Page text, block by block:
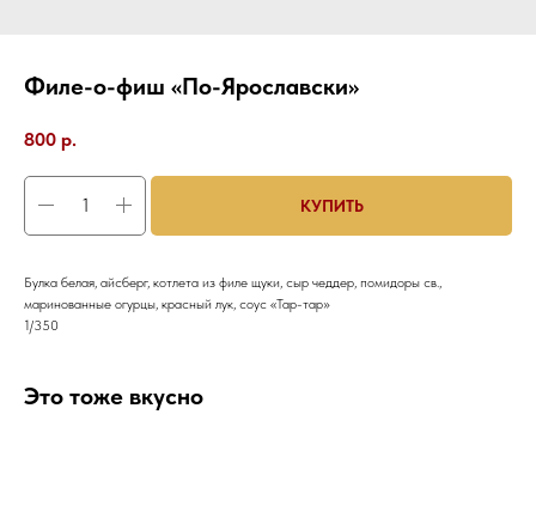
Филе-о-фиш «По-Ярославски»
800 р.
КУПИТЬ
Булка белая, айсберг, котлета из филе щуки, сыр чеддер, помидоры св.,
маринованные огурцы, красный лук, соус «Тар-тар»
1/350
Это тоже вкусно